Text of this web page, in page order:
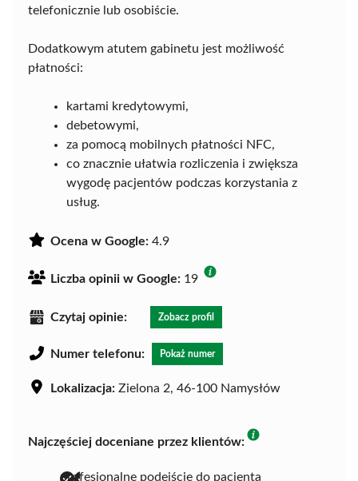
telefonicznie lub osobiście.
Dodatkowym atutem gabinetu jest możliwość
płatności:
kartami kredytowymi,
debetowymi,
za pomocą mobilnych płatności NFC,
co znacznie ułatwia rozliczenia i zwiększa
wygodę pacjentów podczas korzystania z
usług.
Ocena w Google: 4.9
Liczba opinii w Google: 19
Czytaj opinie: Zobacz profil
Numer telefonu: Pokaż numer
Lokalizacja: Zielona 2, 46-100 Namysłów
Najczęściej doceniane przez klientów:
profesjonalne podejście do pacjenta